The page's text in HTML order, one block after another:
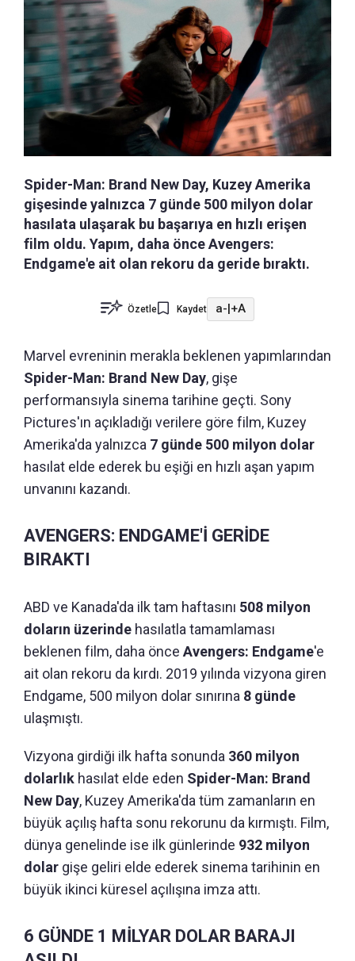
Spider-Man: Brand New Day, Kuzey Amerika
gişesinde yalnızca 7 günde 500 milyon dolar
hasılata ulaşarak bu başarıya en hızlı erişen
film oldu. Yapım, daha önce Avengers:
Endgame'e ait olan rekoru da geride bıraktı.
Özetle Kaydet a- +A
Marvel evreninin merakla beklenen yapımlarından
Spider-Man: Brand New Day, gişe
performansıyla sinema tarihine geçti. Sony
Pictures'ın açıkladığı verilere göre film, Kuzey
Amerika'da yalnızca 7 günde 500 milyon dolar
hasılat elde ederek bu eşiği en hızlı aşan yapım
unvanını kazandı.
AVENGERS: ENDGAME'İ GERİDE
BIRAKTI
ABD ve Kanada'da ilk tam haftasını 508 milyon
doların üzerinde hasılatla tamamlaması
beklenen film, daha önce Avengers: Endgame'e
ait olan rekoru da kırdı. 2019 yılında vizyona giren
Endgame, 500 milyon dolar sınırına 8 günde
ulaşmıştı.
Vizyona girdiği ilk hafta sonunda 360 milyon
dolarlık hasılat elde eden Spider-Man: Brand
New Day, Kuzey Amerika'da tüm zamanların en
büyük açılış hafta sonu rekorunu da kırmıştı. Film,
dünya genelinde ise ilk günlerinde 932 milyon
dolar gişe geliri elde ederek sinema tarihinin en
büyük ikinci küresel açılışına imza attı.
6 GÜNDE 1 MİLYAR DOLAR BARAJI